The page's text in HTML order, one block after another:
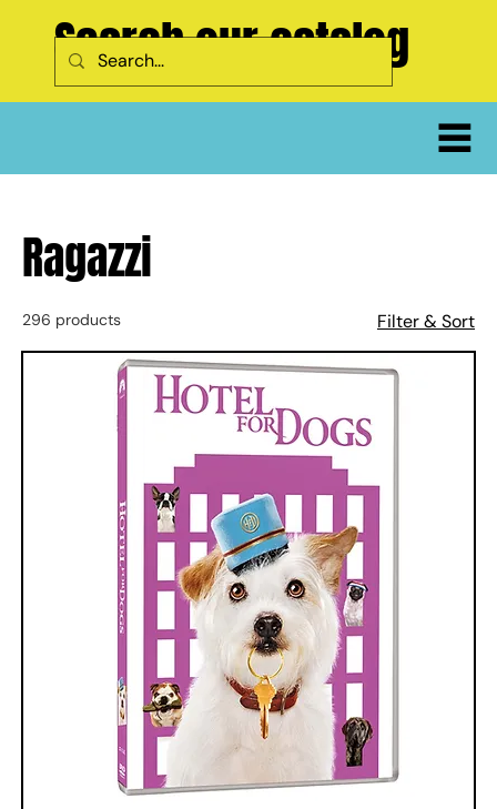
Search our catalog
Ragazzi
296 products Filter & Sort